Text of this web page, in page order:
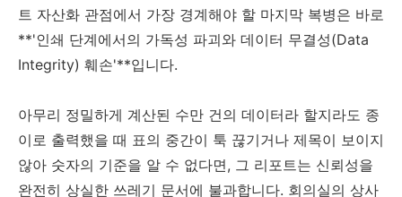
트 자산화 관점에서 가장 경계해야 할 마지막 복병은 바로
**'인쇄 단계에서의 가독성 파괴와 데이터 무결성(Data
Integrity) 훼손'**입니다.
아무리 정밀하게 계산된 수만 건의 데이터라 할지라도 종
이로 출력했을 때 표의 중간이 툭 끊기거나 제목이 보이지
않아 숫자의 기준을 알 수 없다면, 그 리포트는 신뢰성을
완전히 상실한 쓰레기 문서에 불과합니다. 회의실의 상사